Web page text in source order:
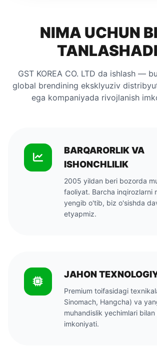
NIMA UCHUN
GST KOREA CO. LTD da ishlash —
global brendining eksklyuziv
ega kompaniyada rivojlanish
BARQARORLIK VA
ISHONCHLILIK
2005 yildan beri bozorda
faoliyat. Barcha inqirozlarni
yengib o'tib, biz o'sishda
etyapmiz.
JAHON
Premium toifasidagi
Sinomach, Hangcha) va
muhandislik yechimlari bilan
imkoniyati.